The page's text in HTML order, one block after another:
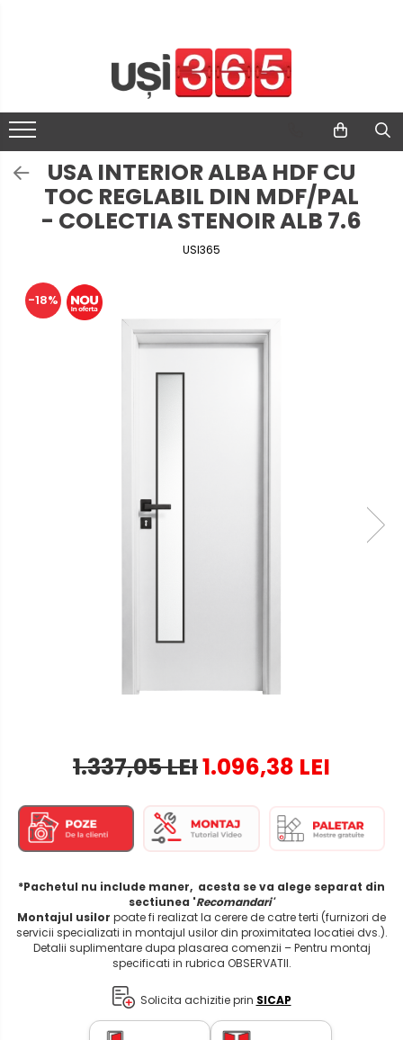
USA INTERIOR ALBA HDF CU
TOC REGLABIL DIN MDF/PAL
- COLECTIA STENOIR ALB 7.6
USI365
-18%
1.337,05 LEI1.096,38 LEI
*Pachetul nu include maner, acesta se va alege separat din
sectiunea 'Recomandari'
Montajul usilor poate fi realizat la cerere de catre terti (furnizori de
servicii specializati in montajul usilor din proximitatea locatiei dvs.).
Detalii suplimentare dupa plasarea comenzii – Pentru montaj
specificati in rubrica OBSERVATII.
Solicita achizitie prin SICAP